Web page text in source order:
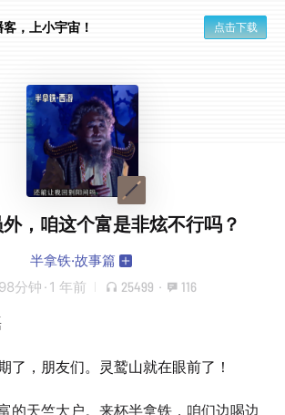
，上小宇宙！ 点击下载
外，咱这个富是非炫不行吗？
半拿铁·故事篇
98分钟 · 1 年前 25499 · 116
了，朋友们。灵鹫山就在眼前了！
的天竺大户。来杯半拿铁，咱们边喝边